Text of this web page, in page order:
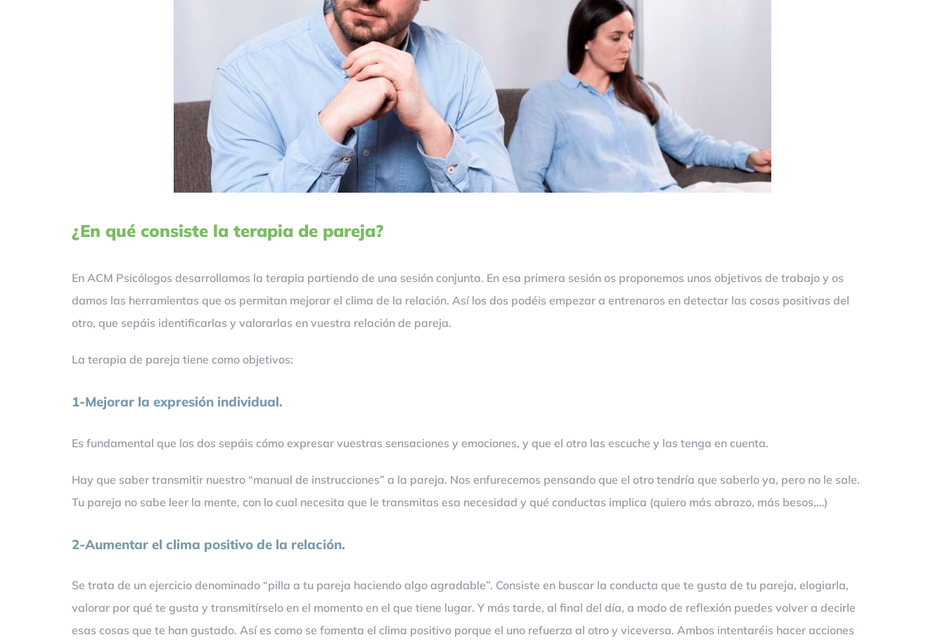
¿En qué consiste la terapia de pareja?
En ACM Psicólogos desarrollamos la terapia partiendo de una sesión conjunta. En esa primera sesión os proponemos unos objetivos de trabajo y os
damos las herramientas que os permitan mejorar el clima de la relación. Así los dos podéis empezar a entrenaros en detectar las cosas positivas del
otro, que sepáis identificarlas y valorarlas en vuestra relación de pareja.
La terapia de pareja tiene como objetivos:
1-Mejorar la expresión individual.
Es fundamental que los dos sepáis cómo expresar vuestras sensaciones y emociones, y que el otro las escuche y las tenga en cuenta.
Hay que saber transmitir nuestro “manual de instrucciones” a la pareja. Nos enfurecemos pensando que el otro tendría que saberlo ya, pero no le sale.
Tu pareja no sabe leer la mente, con lo cual necesita que le transmitas esa necesidad y qué conductas implica (quiero más abrazo, más besos,…)
2-Aumentar el clima positivo de la relación.
Se trata de un ejercicio denominado “pilla a tu pareja haciendo algo agradable”. Consiste en buscar la conducta que te gusta de tu pareja, elogiarla,
valorar por qué te gusta y transmitírselo en el momento en el que tiene lugar. Y más tarde, al final del día, a modo de reflexión puedes volver a decirle
esas cosas que te han gustado. Así es como se fomenta el clima positivo porque el uno refuerza al otro y viceversa. Ambos intentaréis hacer acciones